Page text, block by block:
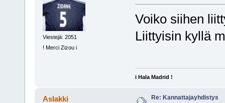
Viestejä: 2051
! Merci Zizou i
Voiko siihen
Liittyisin kyllä
i Hala Madrid !
Aslakki Re: Kannattajayhdistys